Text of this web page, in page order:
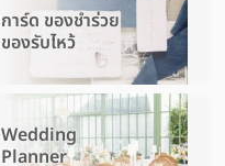
การ์ด ของชำร่วย
ของรับไหว้
Wedding
Planner